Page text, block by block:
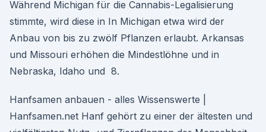
Während Michigan für die Cannabis-Legalisierung
stimmte, wird diese in In Michigan etwa wird der
Anbau von bis zu zwölf Pflanzen erlaubt. Arkansas
und Missouri erhöhen die Mindestlöhne und in
Nebraska, Idaho und 8.
Hanfsamen anbauen - alles Wissenswerte |
Hanfsamen.net Hanf gehört zu einer der ältesten und